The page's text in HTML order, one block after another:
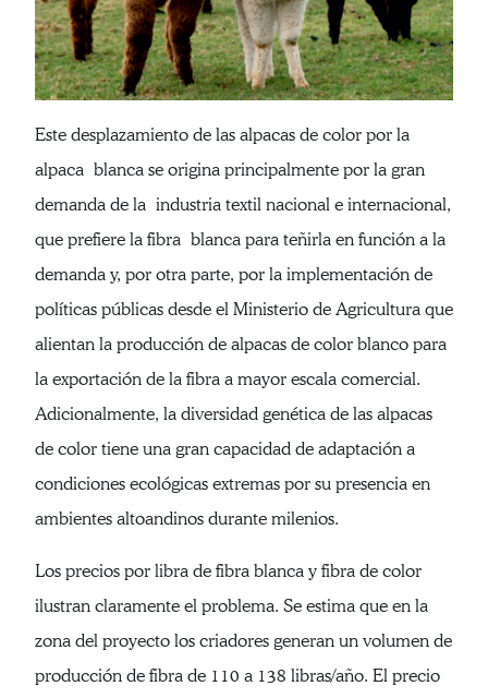
Este desplazamiento de las alpacas de color por la
alpaca blanca se origina principalmente por la gran
demanda de la industria textil nacional e internacional,
que prefiere la fibra blanca para teñirla en función a la
demanda y, por otra parte, por la implementación de
políticas públicas desde el Ministerio de Agricultura que
alientan la producción de alpacas de color blanco para
la exportación de la fibra a mayor escala comercial.
Adicionalmente, la diversidad genética de las alpacas
de color tiene una gran capacidad de adaptación a
condiciones ecológicas extremas por su presencia en
ambientes altoandinos durante milenios.
Los precios por libra de fibra blanca y fibra de color
ilustran claramente el problema. Se estima que en la
zona del proyecto los criadores generan un volumen de
producción de fibra de 110 a 138 libras/año. El precio